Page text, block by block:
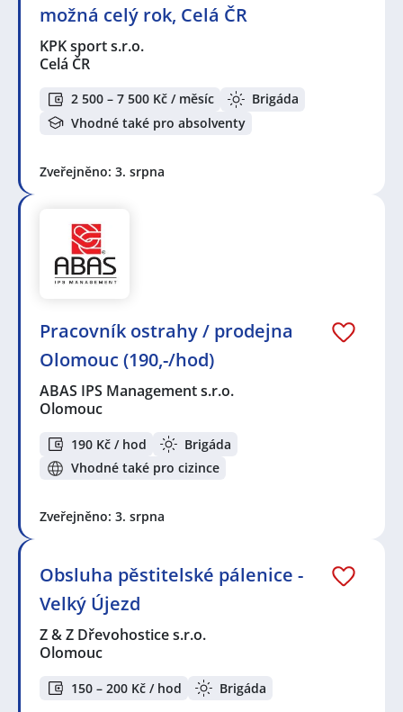
možná celý rok, Celá ČR
KPK sport s.r.o.
Celá ČR
2 500 – 7 500 Kč / měsíc
Brigáda
Vhodné také pro absolventy
Zveřejněno: 3. srpna
Pracovník ostrahy / prodejna
Olomouc (190,-/hod)
ABAS IPS Management s.r.o.
Olomouc
190 Kč / hod
Brigáda
Vhodné také pro cizince
Zveřejněno: 3. srpna
Obsluha pěstitelské pálenice -
Velký Újezd
Z & Z Dřevohostice s.r.o.
Olomouc
150 – 200 Kč / hod Brigáda